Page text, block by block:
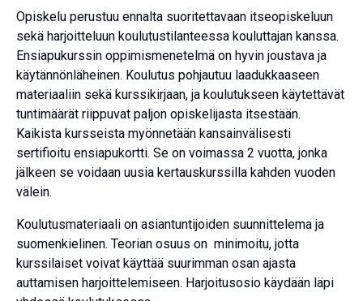
Opiskelu perustuu ennalta suoritettavaan itseopiskeluun
sekä harjoitteluun koulutustilanteessa kouluttajan kanssa.
Ensiapukurssin oppimismenetelmä on hyvin joustava ja
käytännönläheinen. Koulutus pohjautuu laadukkaaseen
materiaaliin sekä kurssikirjaan, ja koulutukseen käytettävät
tuntimäärät riippuvat paljon opiskelijasta itsestään.
Kaikista kursseista myönnetään kansainvälisesti
sertifioitu ensiapukortti. Se on voimassa 2 vuotta, jonka
jälkeen se voidaan uusia kertauskurssilla kahden vuoden
välein.
Koulutusmateriaali on asiantuntijoiden suunnittelema ja
suomenkielinen. Teorian osuus on minimoitu, jotta
kurssilaiset voivat käyttää suurimman osan ajasta
auttamisen harjoittelemiseen. Harjoitusosio käydään läpi